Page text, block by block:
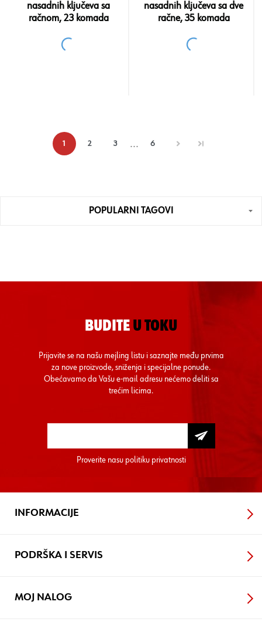
nasadnih ključeva sa
račnom, 23 komada
nasadnih ključeva sa dve
račne, 35 komada
1 2 3 ... 6
POPULARNI TAGOVI
BUDITE U TOKU
Prijavite se na našu mejling listu i saznajte među prvima
za nove proizvode, sniženja i specijalne ponude.
Obećavamo da Vašu e-mail adresu nećemo deliti sa
trećim licima.
Proverite nasu politiku privatnosti
INFORMACIJE
PODRŠKA I SERVIS
MOJ NALOG